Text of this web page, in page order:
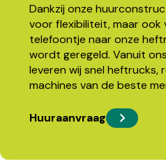
Dankzij onze
voor flexibiliteit, maar ook
telefoontje naar onze
wordt geregeld. Vanuit
leveren wij snel heftrucks,
machines van de beste
Huuraanvraag